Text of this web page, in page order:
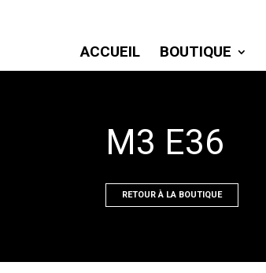
ACCUEIL BOUTIQUE
M3 E36
RETOUR À LA BOUTIQUE